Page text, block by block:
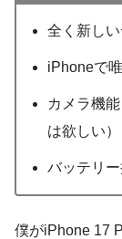
全く新し
iPhoneで
カメラ機
は欲しい）
バッテリー
僕がiPhone 17